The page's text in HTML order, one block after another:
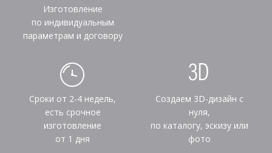
Изготовление
по индивидуальным
параметрам и договору
Сроки от 2-4 недель,
есть срочное
изготовление
от 1 дня
Создаем 3D-дизайн с
нуля,
по каталогу, эскизу или
фото